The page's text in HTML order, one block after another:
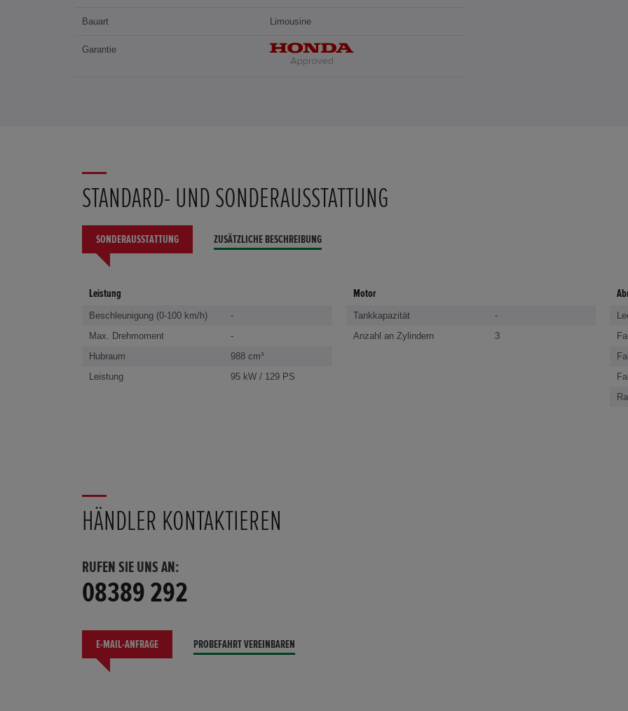
Bauart Limousine
Garantie
STANDARD- UND SONDERAUSSTATTUNG
SONDERAUSSTATTUNG ZUSÄTZLICHE BESCHREIBUNG
Leistung
Beschleunigung (0-100 km/h)
-
Max. Drehmoment
-
Hubraum
988 cm³
Leistung
95 kW / 129 PS
Motor
Tankkapazität
-
Anzahl an Zylindern
3
HÄNDLER KONTAKTIEREN
RUFEN SIE UNS AN:
08389 292
E-MAIL-ANFRAGE PROBEFAHRT VEREINBAREN